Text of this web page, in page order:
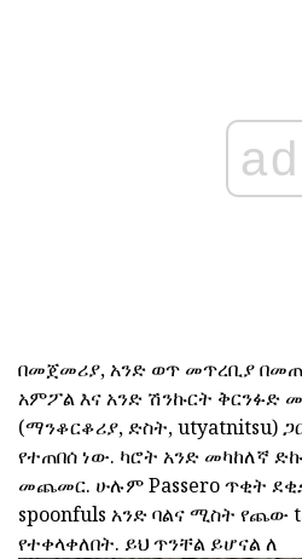
ad
በመጀመሪያ, አንድ ወጥ መጥረቢያ
አምፖል እና አንድ ሽንኩርት ቅርንፉድ
(ማንቆርቆሪያ, ድስት, utyatnitsu)
የተጠበሰ ነው. ካሮት አንድ መካከለኛ
መጨመር. ሁሉም Passero ጥቂት
spoonfuls አንድ ባልና ሚስት የጨው
የተቀላቀለበት. ይህ ጥንቸል ይሆናል ለ